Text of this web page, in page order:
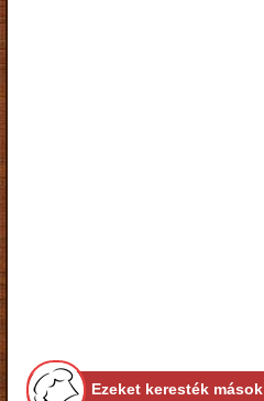
Ezeket keresték mások